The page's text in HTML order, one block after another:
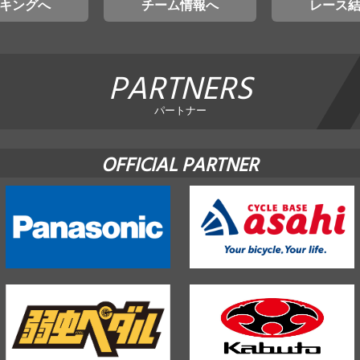
ングへ チーム情報へ レース
PARTNERS
パートナー
OFFICIAL PARTNER